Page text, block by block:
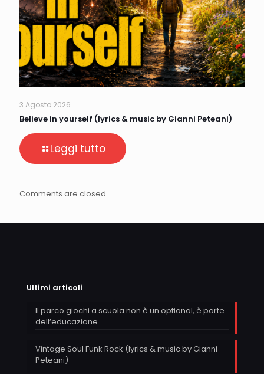
3 Agosto 2026
Believe in yourself (lyrics & music by Gianni Peteani)
Leggi tutto
Comments are closed.
Ultimi articoli
Il parco giochi a scuola non è un optional, è parte
dell’educazione
Vintage Soul Funk Rock (lyrics & music by Gianni
Peteani)